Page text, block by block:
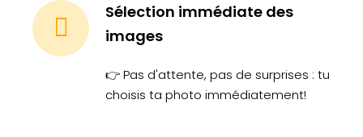
Sélection immédiate des
images
👉 Pas d'attente, pas de surprises : tu
choisis ta photo immédiatement!